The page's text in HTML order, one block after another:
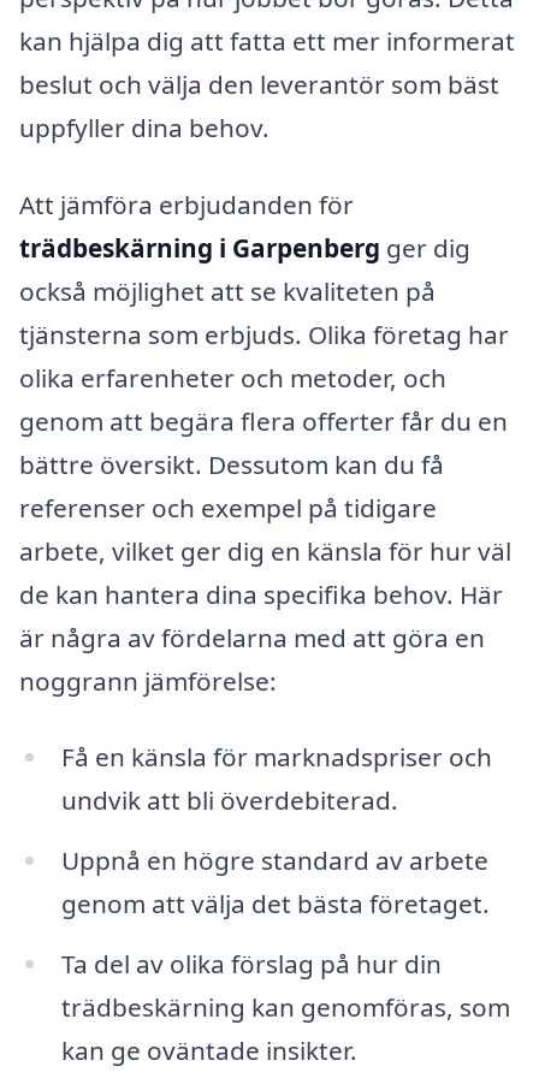
kan hjälpa dig att fatta ett mer informerat
beslut och välja den leverantör som bäst
uppfyller dina behov.
Att jämföra erbjudanden för
trädbeskärning i Garpenberg ger dig
också möjlighet att se kvaliteten på
tjänsterna som erbjuds. Olika företag har
olika erfarenheter och metoder, och
genom att begära flera offerter får du en
bättre översikt. Dessutom kan du få
referenser och exempel på tidigare
arbete, vilket ger dig en känsla för hur väl
de kan hantera dina specifika behov. Här
är några av fördelarna med att göra en
noggrann jämförelse:
Få en känsla för marknadspriser och
undvik att bli överdebiterad.
Uppnå en högre standard av arbete
genom att välja det bästa företaget.
Ta del av olika förslag på hur din
trädbeskärning kan genomföras, som
kan ge oväntade insikter.